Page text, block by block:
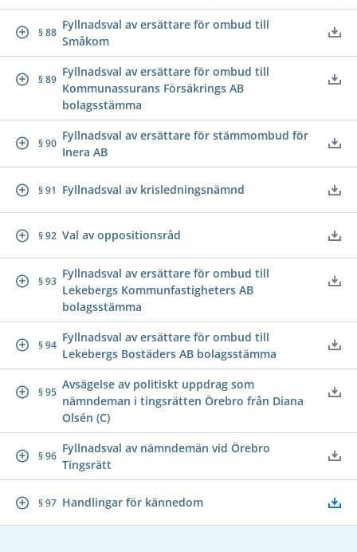
§ 88
Fyllnadsval av ersättare för ombud till
Småkom
§ 89
Fyllnadsval av ersättare för ombud till
Kommunassurans Försäkrings AB
bolagsstämma
§ 90
Fyllnadsval av ersättare för stämmombud för
Inera AB
§ 91 Fyllnadsval av krisledningsnämnd
§ 92 Val av oppositionsråd
§ 93
Fyllnadsval av ersättare för ombud till
Lekebergs Kommunfastigheters AB
bolagsstämma
§ 94
Fyllnadsval av ersättare för ombud till
Lekebergs Bostäders AB bolagsstämma
§ 95
Avsägelse av politiskt uppdrag som
nämndeman i tingsrätten Örebro från Diana
Olsén (C)
§ 96
Fyllnadsval av nämndemän vid Örebro
Tingsrätt
§ 97 Handlingar för kännedom